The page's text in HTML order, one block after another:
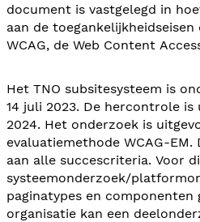
document is vastgelegd in
aan de
WCAG, de Web Content
Het TNO subsitesysteem is
14 juli 2023. De hercontrole
2024. Het onderzoek is
evaluatiemethode WCAG-
aan alle succescriteria. Voor
systeemonderzoek/
paginatypes en componenten
organisatie kan een